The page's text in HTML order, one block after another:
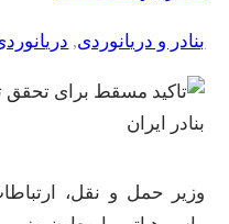
بنادر و دریانوردی,
وزیر حمل و نقل،